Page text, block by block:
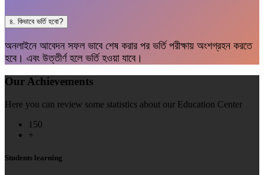
৪. কিভাবে ভর্তি হবো?
অনলাইনে আবেদন সফল ভাবে শেষ করার পর ভর্তি পরীক্ষায় অংশগ্রহন করতে
হবে। এবং উত্তীর্ণ হলে ভর্তি হওয়া যাবে।
Our Achievements
Here you can review some statistics about our Education Center
150
+
Students learning